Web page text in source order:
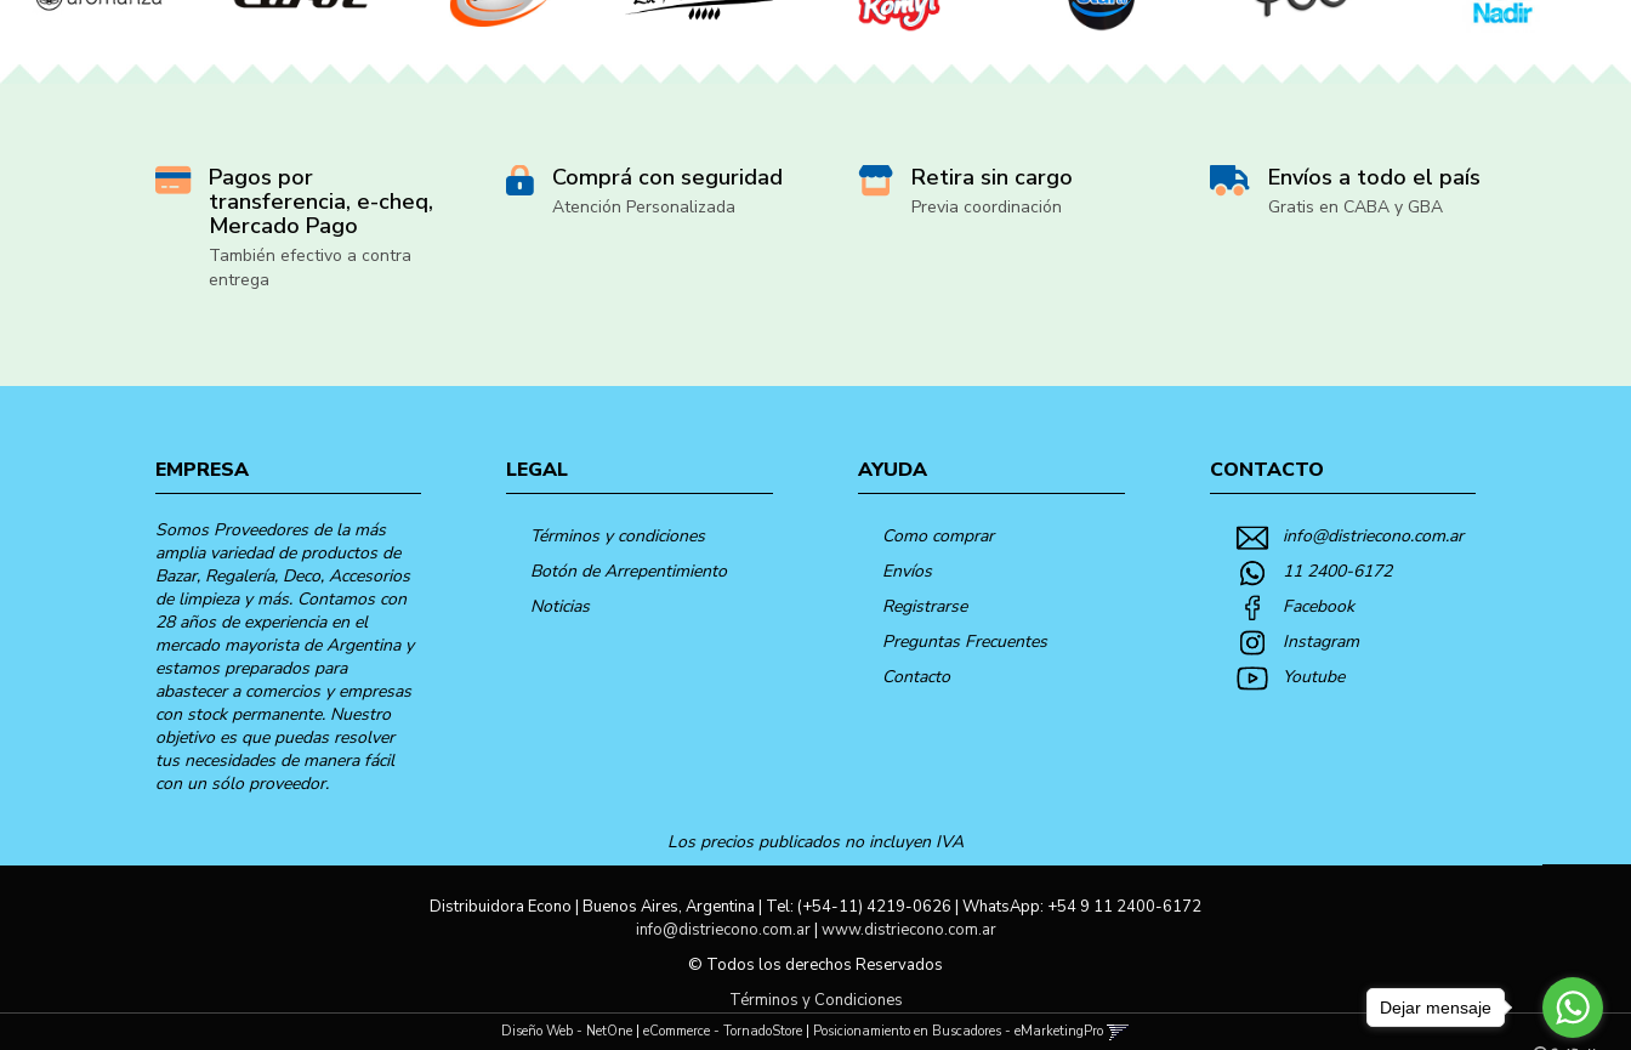
Pagos por
transferencia, e-cheq,
Mercado Pago
También efectivo a contra
entrega
Comprá con seguridad
Atención Personalizada
Retira sin cargo
Previa coordinación
Envíos a todo el país
Gratis en CABA y GBA
EMPRESA
Somos Proveedores de la más
amplia variedad de productos de
Bazar, Regalería, Deco, Accesorios
de limpieza y más. Contamos con
28 años de experiencia en el
mercado mayorista de Argentina y
estamos preparados para
abastecer a comercios y empresas
con stock permanente. Nuestro
objetivo es que puedas resolver
tus necesidades de manera fácil
con un sólo proveedor.
LEGAL
Términos y condiciones
Botón de Arrepentimiento
Noticias
AYUDA
Como comprar
Envíos
Registrarse
Preguntas Frecuentes
Contacto
CONTACTO
info@distriecono.com.ar
11 2400-6172
Facebook
Instagram
Youtube
Los precios publicados no incluyen IVA
Distribuidora Econo | Buenos Aires, Argentina | Tel: (+54-11) 4219-0626 | WhatsApp: +54 9 11 2400-6172
info@distriecono.com.ar| www.distriecono.com.ar
© Todos los derechos Reservados
Términos y Condiciones
Diseño Web - NetOne | eCommerce - TornadoStore | Posicionamiento en Buscadores - eMarketingPro
Dejar mensaje